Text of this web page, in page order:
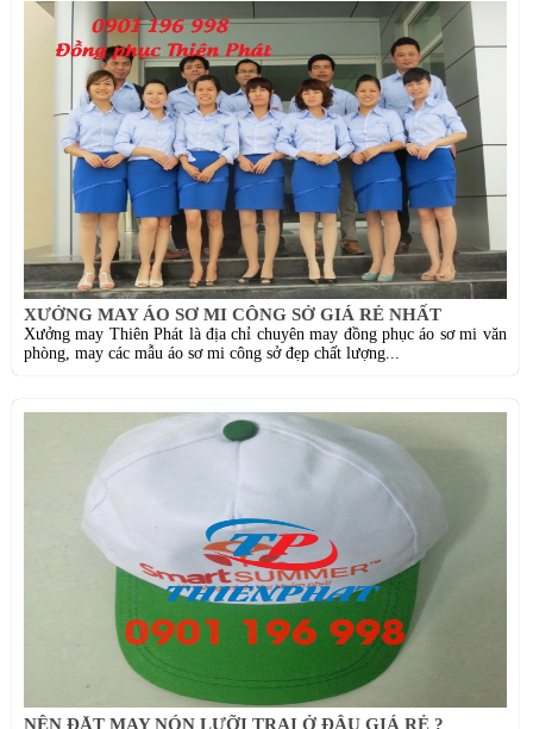
XƯỞNG MAY ÁO SƠ MI CÔNG SỞ GIÁ RẺ NHẤT
Xưởng may Thiên Phát là địa chỉ chuyên may đồng phục áo sơ mi văn
phòng, may các mẫu áo sơ mi công sở đẹp chất lượng...
NÊN ĐẶT MAY NÓN LƯỠI TRAI Ở ĐÂU GIÁ RẺ ?